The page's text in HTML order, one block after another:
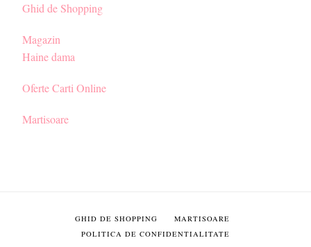
Ghid de Shopping
Magazin
Haine dama
Oferte Carti Online
Martisoare
GHID DE SHOPPING
MARTISOARE
POLITICA DE CONFIDENTIALITATE